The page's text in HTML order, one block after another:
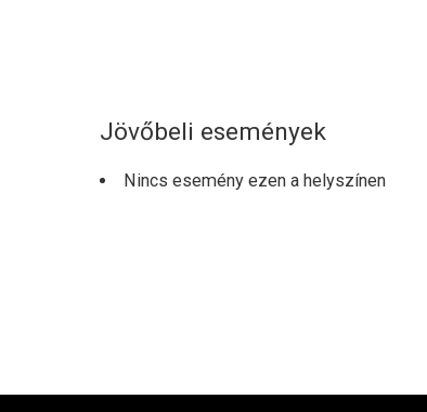
Jövőbeli események
Nincs esemény ezen a helyszínen